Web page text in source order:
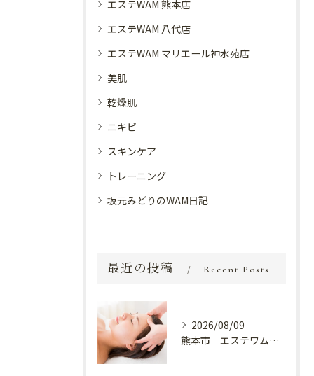
エステWAM 熊本店
エステWAM 八代店
エステWAM マリエール神水苑店
美肌
乾燥肌
ニキビ
スキンケア
トレーニング
坂元みどりのWAM日記
最近の投稿 Recent Posts
2026/08/09
熊本市 エステワム熊本店 癒しのクールヘッドマッサージ♬